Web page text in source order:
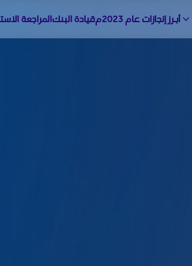
أبـرز إنجازات عام 2023م قيادة البنكالمراجعة